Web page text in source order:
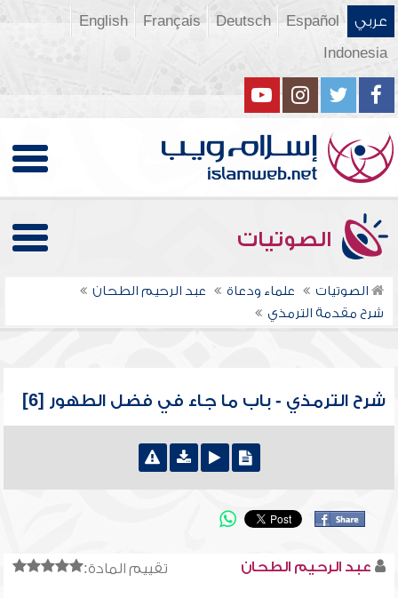
عربي Español
Deutsch
Français
English
Indonesia
الصوتيات
الصوتيات علماء ودعاة
عبد الرحيم الطحان
شرح مقدمة الترمذي
شرح الترمذي - باب ما جاء في فضل الطهور [6]
تقييم المادة: عبد الرحيم الطحان